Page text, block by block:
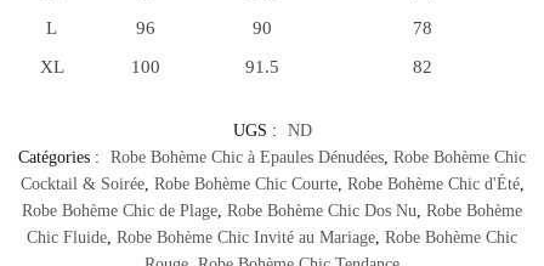
L
96 90
78
XL
100 91.5 82
UGS :
ND
Catégories :
Robe Bohème Chic à Epaules Dénudées Robe Bohème Chic
Cocktail & Soirée, Robe Bohème Chic Courte, Robe Bohème Chic d'Été,
Robe Bohème Chic de Plage Robe Bohème Chic Dos Nu Robe Bohème
Chic Fluide Robe Bohème Chic Invité au Mariage Robe Bohème Chic